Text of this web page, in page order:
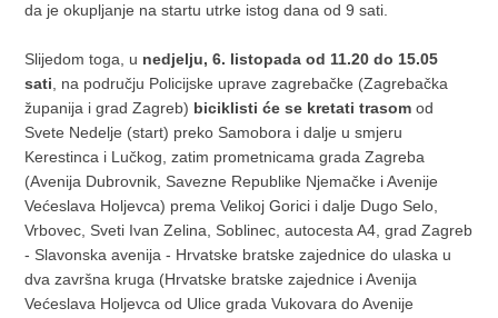
da je okupljanje na startu utrke istog dana od 9 sati.
Slijedom toga, u nedjelju, 6. listopada od 11.20 do 15.05
sati , na području Policijske uprave zagrebačke (Zagrebačka
županija i grad Zagreb) biciklisti će se kretati trasomod
Svete Nedelje (start) preko Samobora i dalje u smjeru
Kerestinca i Lučkog, zatim prometnicama grada Zagreba
(Avenija Dubrovnik, Savezne Republike Njemačke i Avenije
Većeslava Holjevca) prema Velikoj Gorici i dalje Dugo Selo,
Vrbovec, Sveti Ivan Zelina, Soblinec, autocesta A4, grad Zagreb
- Slavonska avenija - Hrvatske bratske zajednice do ulaska u
dva završna kruga (Hrvatske bratske zajednice i Avenija
Većeslava Holjevca od Ulice grada Vukovara do Avenije